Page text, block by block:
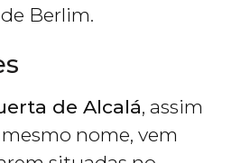
Berlim.
de Alcalá, assim
nome, vem